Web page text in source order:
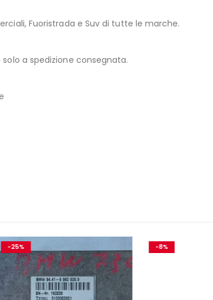
Fuoristrada e Suv di tutte le marche.
a spedizione consegnata.
-25% -8%